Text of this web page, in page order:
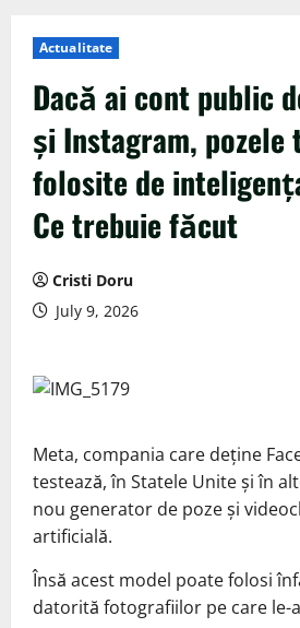
Actualitate
Dacă ai cont public
și Instagram, pozele
folosite de
Ce trebuie făcut
Cristi Doru
July 9, 2026
Meta, compania care deține
testează, în Statele Unite și în
nou generator de poze și
artificială.
Însă acest model poate folosi
datorită fotografiilor pe care le-